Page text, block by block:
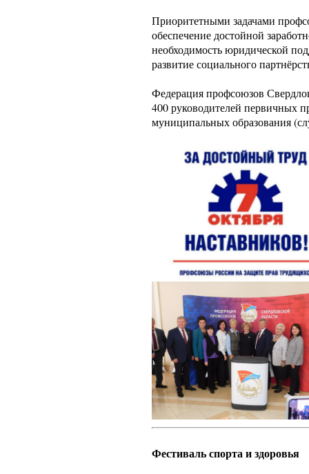
Приоритетными задачами
обеспечение достойной
необходимость юридической
развитие социального
Федерация профсоюзов
400 руководителей первичных
муниципальных образования
Фестиваль спорта и здоровья